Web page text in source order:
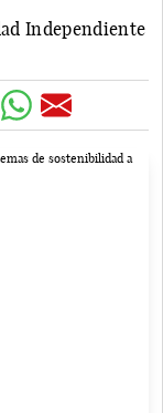
Independiente